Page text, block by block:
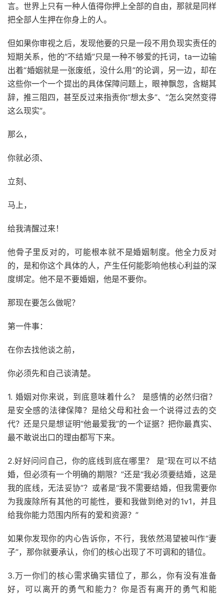
言。世界上只有一种人值得你押上全部的自由，那就是同样
把全部人生押在你身上的人。
但如果你审视之后，发现他要的只是一段不用负现实责任的
短期关系，他的“不结婚”只是一种不够爱的托词，ta一边输
出着“婚姻就是一张废纸，没什么用”的论调，另一边，却在
这些你一个一个提出的具体保障问题上，眼神飘忽，含糊其
辞，推三阻四，甚至反过来指责你“想太多”、“怎么突然变得
这么现实”。
那么，
你就必须、
立刻、
马上，
给我清醒过来！
他骨子里反对的，可能根本就不是婚姻制度。他全力反对
的，是和你这个具体的人，产生任何能影响他核心利益的深
度绑定。他不是不要婚姻，他是不要你。
那现在要怎么做呢？
第一件事：
在你去找他谈之前，
你必须先和自己谈清楚。
1. 婚姻对你来说，到底意味着什么？ 是感情的必然归宿？
是安全感的法律保障？是给父母和社会一个说得过去的交
代？还是只是想证明“他最爱我”的一个证据？把你最真实、
最不敢说出口的理由都写下来。
2.好好问问自己，你的底线到底在哪里？ 是“现在可以不结
婚，但必须有一个明确的期限？”还是“我必须要结婚，这是
我的底线，无法妥协”？或者是“我不需要结婚，但我需要你
为我废除所有其他的可能性，要和我做到绝对的1v1，并且
给我你能力范围内所有的爱和资源？”
如果你发现你的内心告诉你，不行，我依然渴望被叫作“妻
子”，那你就要承认，你们的核心出现了不可调和的错位。
3.万一你们的核心需求确实错位了，那么，你有没有准备
好，可以离开的勇气和能力？你是否有离开的勇气和能